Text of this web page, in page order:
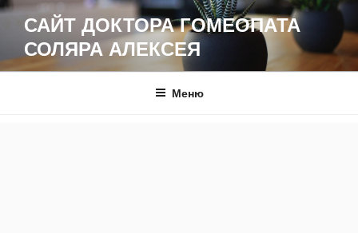
Перейти
содержимому
САЙТ ДОКТОРА ГОМЕОПАТА
СОЛЯРА АЛЕКСЕЯ
Меню